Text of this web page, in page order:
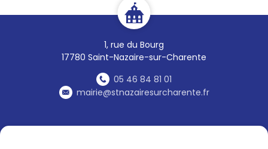
1, rue du Bourg
17780 Saint-Nazaire-sur-Charente
05 46 84 81 01
mairie@stnazairesurcharente.fr